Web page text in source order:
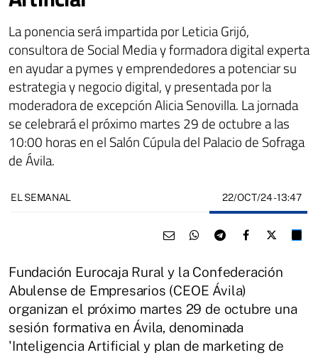
La ponencia será impartida por Leticia Grijó,
consultora de Social Media y formadora digital experta
en ayudar a pymes y emprendedores a potenciar su
estrategia y negocio digital, y presentada por la
moderadora de excepción Alicia Senovilla. La jornada
se celebrará el próximo martes 29 de octubre a las
10:00 horas en el Salón Cúpula del Palacio de Sofraga
de Ávila.
EL SEMANAL 22/OCT/24- 13:47
Fundación Eurocaja Rural y la Confederación
Abulense de Empresarios (CEOE Ávila)
organizan el próximo martes 29 de octubre una
sesión formativa en Ávila, denominada
'Inteligencia Artificial y plan de marketing de